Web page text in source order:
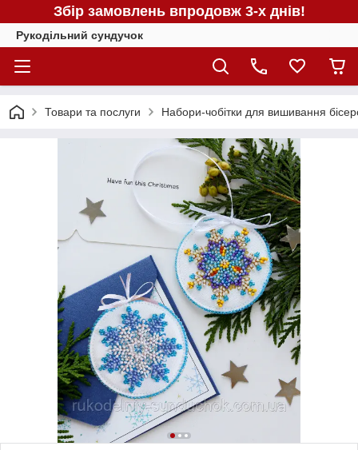
Збір замовлень впродовж 3-х днів!
Рукодільний сундучок
Товари та послуги Набори-чобітки для вишивання